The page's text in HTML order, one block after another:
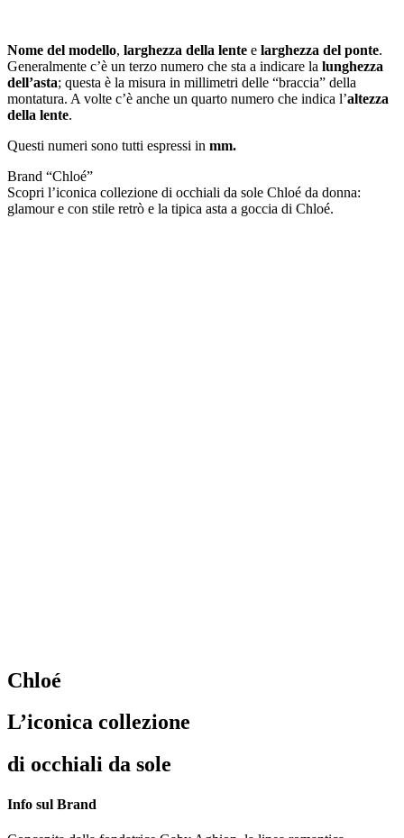
Nome del modello, larghezza della lente e larghezza del ponte.
Generalmente c’è un terzo numero che sta a indicare la lunghezza
dell’asta; questa è la misura in millimetri delle “braccia” della
montatura. A volte c’è anche un quarto numero che indica l’altezza
della lente.
Questi numeri sono tutti espressi in mm.
Brand “Chloé”
Scopri l’iconica collezione di occhiali da sole Chloé da donna:
glamour e con stile retrò e la tipica asta a goccia di Chloé.
Chloé
L’iconica collezione
di occhiali da sole
Info sul Brand